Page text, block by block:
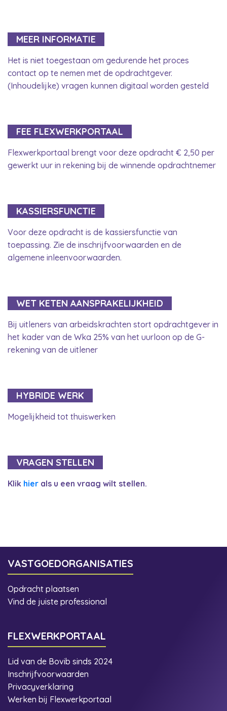
MEER INFORMATIE
Het is niet toegestaan om gedurende het proces
contact op te nemen met de opdrachtgever.
(Inhoudelijke) vragen kunnen digitaal worden gesteld
FEE FLEXWERKPORTAAL
Flexwerkportaal brengt voor deze opdracht € 2,50 per
gewerkt uur in rekening bij de winnende opdrachtnemer
KASSIERSFUNCTIE
Voor deze opdracht is de kassiersfunctie van
toepassing. Zie de inschrijfvoorwaarden en de
algemene inleenvoorwaarden.
WET KETEN AANSPRAKELIJKHEID
Bij uitleners van arbeidskrachten stort opdrachtgever in
het kader van de Wka 25% van het uurloon op de G-
rekening van de uitlener
HYBRIDE WERK
Mogelijkheid tot thuiswerken
VRAGEN STELLEN
Klik hier als u een vraag wilt stellen.
VASTGOEDORGANISATIES
Opdracht plaatsen
Vind de juiste professional
FLEXWERKPORTAAL
Lid van de Bovib sinds 2024
Inschrijfvoorwaarden
Privacyverklaring
Werken bij Flexwerkportaal